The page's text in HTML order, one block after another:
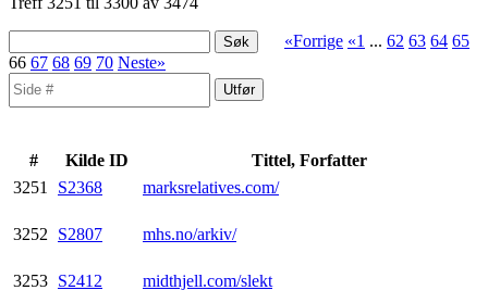
«Forrige «1 ... 62 63 64 65
66 67 68 69 70 Neste»
# Kilde ID
Tittel, Forfatter
3251
S2368 marksrelatives.com/
3252 S2807 mhs.no/arkiv/
3253 S2412 midthjell.com/slekt